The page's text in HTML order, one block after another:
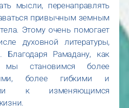
мысли, перенаправлять
привычным земным
Этому очень помогает
духовной литературы,
Благодаря Рамадану, как
мы становимся более
более гибкими и
к изменяющимся